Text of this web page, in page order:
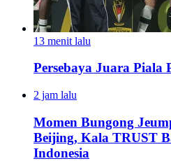
13 menit lalu
Persebaya Juara Piala
2 jam lalu
Momen Bungong
Beijing, Kala TRUST
Indonesia